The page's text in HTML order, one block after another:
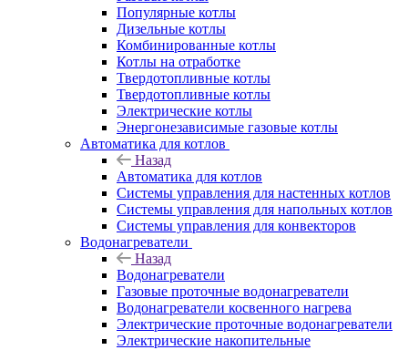
Популярные котлы
Дизельные котлы
Комбинированные котлы
Котлы на отработке
Твердотопливные котлы
Твердотопливные котлы
Электрические котлы
Энергонезависимые газовые котлы
Автоматика для котлов
Назад
Автоматика для котлов
Системы управления для настенных котлов
Системы управления для напольных котлов
Системы управления для конвекторов
Водонагреватели
Назад
Водонагреватели
Газовые проточные водонагреватели
Водонагреватели косвенного нагрева
Электрические проточные водонагреватели
Электрические накопительные